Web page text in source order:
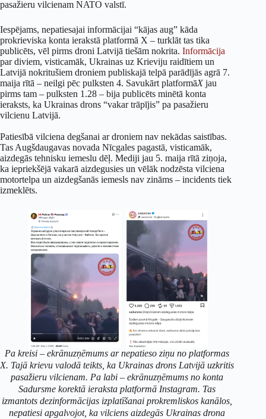
pasažieru vilcienam NATO valstī.
Iespējams, nepatiesajai informācijai “kājas aug” kāda
prokrieviska konta ierakstā platformā X – turklāt tas tika
publicēts, vēl pirms droni Latvijā tiešām nokrita. Informācija
par diviem, visticamāk, Ukrainas uz Krieviju raidītiem un
Latvijā nokritušiem droniem publiskajā telpā parādījās agrā 7.
maija rītā – neilgi pēc pulksten 4. Savukārt platformāXjau
pirms tam – pulksten 1.28 – bija publicēts minētā konta
ieraksts, ka Ukrainas drons “vakar trāpījis” pa pasažieru
vilcienu Latvijā.
Patiesībā vilciena degšanai ar droniem nav nekādas saistības.
Tas Augšdaugavas novada Nīcgales pagastā, visticamāk,
aizdegās tehnisku iemeslu dēļ. Mediji jau 5. maija rītā ziņoja,
ka iepriekšējā vakarā aizdegusies un vēlāk nodzēsta vilciena
motortelpa un aizdegšanās iemesls nav zināms – incidents tiek
izmeklēts.
Pa kreisi – ekrānuzņēmums ar nepatieso ziņu no platformas
X. Tajā krievu valodā teikts, ka Ukrainas drons Latvijā uzkritis
pasažieru vilcienam. Pa labi – ekrānuzņēmums no konta
Sadursme korektā ieraksta platformā Instagram. Tas
izmantots dezinformācijas izplatīšanai prokremliskos kanālos,
nepatiesi apgalvojot, ka vilciens aizdegās Ukrainas drona